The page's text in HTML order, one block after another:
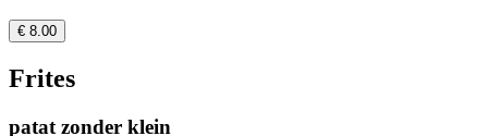
€ 8.00
Frites
patat zonder klein